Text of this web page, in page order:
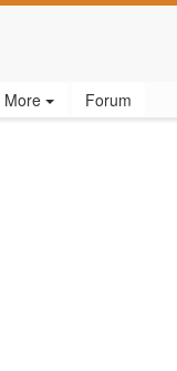
More Forum